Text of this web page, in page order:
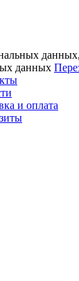
данных
и оплата